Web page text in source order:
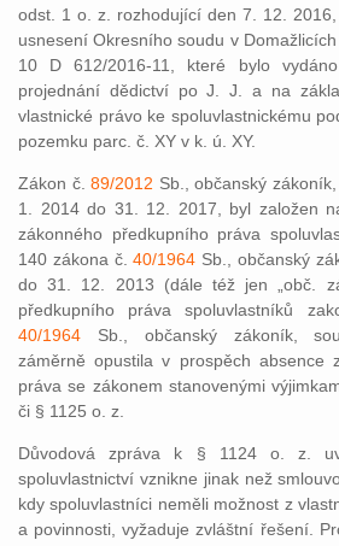
odst. 1 o. z. rozhodující den 7. 12.
usnesení Okresního soudu v
10 D 612/2016-11, které bylo
projednání dědictví po J. J. a na
vlastnické právo ke spoluvlastnickému
pozemku parc. č. XY v k. ú. XY.
Zákon č. 89/2012 Sb., občanský
1. 2014 do 31. 12. 2017, byl založen
zákonného předkupního práva
140 zákona č.40/1964 Sb., občanský
do 31. 12. 2013 (dále též jen „obč.
předkupního práva spoluvlastníků
40/1964 Sb., občanský zákoník,
záměrně opustila v prospěch absence
práva se zákonem stanovenými
či § 1125 o. z.
Důvodová zpráva k § 1124 o. z.
spoluvlastnictví vznikne jinak než
kdy spoluvlastníci neměli možnost z
a povinnosti, vyžaduje zvláštní řešení.